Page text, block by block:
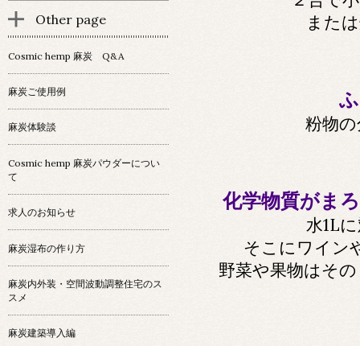
また
粉物
化学物質がま
水1L
そこにワイン
野菜や果物はそ
Other page
Cosmic hemp 麻炭 Q&A
麻炭ご使用例
麻炭体験談
Cosmic hemp 麻炭パウダーについ
て
求人のお知らせ
麻炭湿布の作り方
麻炭内外装・空間波動調整住宅のス
スメ
麻炭建築導入編